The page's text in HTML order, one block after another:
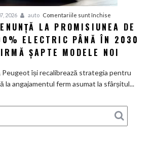
2026 auto Comentariile sunt închise
Peugeot
renunță
la
a
electric
până
LA PROMISIUNEA DE
ELECTRIC PÂNĂ ÎN 2030
ȘAPTE MODELE NOI
Peugeot își recalibrează strategia pentru
la angajamentul ferm asumat la sfârșitul...